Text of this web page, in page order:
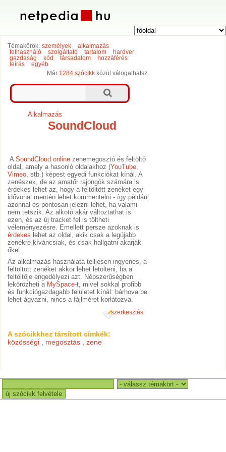
Témakörök: személyek
alkalmazás
felhasználó
szolgáltató tartalom
hardver
gazdaság
kód társadalom
hozzáférés
leírás
egyéb
Már 1284 szócikk közül válogathatsz.
Alkalmazás
SoundCloud
ASoundCloud online zenemegosztó és feltöltő
oldal, amely a hasonló oldalakhoz (YouTube,
Vimeo, stb.) képest egyedi funkciókat kínál. A
zenészek, de az amatőr rajongók számára is
érdekes lehet az, hogy a feltöltött zenéket egy
idővonal mentén lehet kommentelni - így például
azonnal és pontosan jelezni lehet, ha valami
nem tetszik. Az alkotó akár változtathat is
ezen, és az új tracket fel is töltheti
véleményezésre. Emellett persze azoknak is
érdekes lehet az oldal, akik csak a legújabb
zenékre kíváncsiak, és csak hallgatni akarják
őket.
Az alkalmazás használata telljesen ingyenes, a
feltöltött zenéket akkor lehet letölteni, ha a
feltöltője engedélyezi azt. Népszerűségben
lekörözheti a MySpace-t, mivel sokkal profibb
és funkciógazdagabb felületet kínál: bárhova be
lehet ágyazni, nincs a fájlméret korlátozva.
szerkesztés
A szócikkhez társított címkék:
közösségi
megosztás ,zene